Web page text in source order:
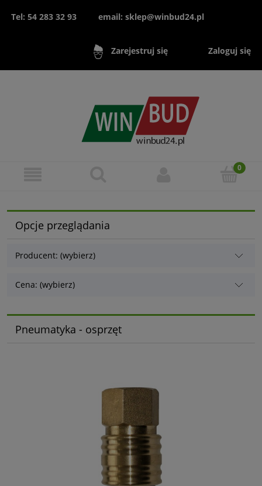
Tel: 54 283 32 93 email: sklep@winbud24.pl
Zarejestruj się Zaloguj się
Opcje przeglądania
Producent: (wybierz)
Cena: (wybierz)
Pneumatyka - osprzęt